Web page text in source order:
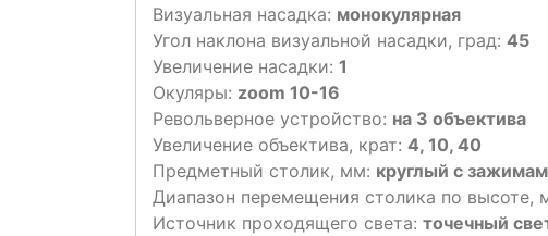
Визуальная насадка: монокулярная
Угол наклона визуальной насадки, град: 45
Увеличение насадки: 1
Окуляры: zoom 10-16
Револьверное устройство: на 3 объектива
Увеличение объектива, крат: 4, 10, 40
Предметный столик, мм: круглый с
Диапазон перемещения столика по высоте,
Источник проходящего света: точечный